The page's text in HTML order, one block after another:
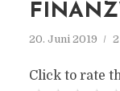
20. Juni 2019
Click to rate